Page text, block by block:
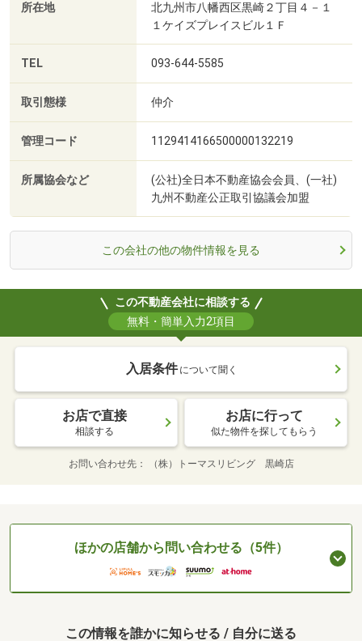
所在地
北九州市八幡西区黒崎２丁目４－１
１ケイズプレイスビル１Ｆ
TEL 093-644-5585
取引態様 仲介
管理コード 1129414166500000132219
所属協会など
(公社)全日本不動産協会会員、(一社)
九州不動産公正取引協議会加盟
この会社の他の物件情報を見る
この不動産会社に相談する
無料・簡単入力2項目
入居条件 について聞く
お店で直接
相談する
お店に行って
似た物件を探してもらう
お問い合わせ先 （株）トーマスリビング 黒崎店
ほかの店舗から問い合わせる（5件）
この情報を誰かに知らせる / 自分に送る